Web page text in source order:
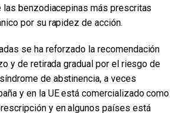
las benzodiacepinas más prescritas
por su rapidez de acción.
se ha reforzado la recomendación
y de retirada gradual por el riesgo de
de abstinencia, a veces
y en la UE está comercializado como
y en algunos países está